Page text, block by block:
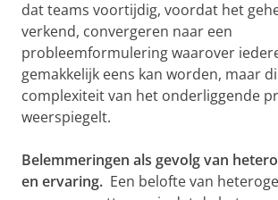
dat teams voortijdig, voordat het
verkend, convergeren naar een
probleemformulering waarover
gemakkelijk eens kan worden, maar
complexiteit van het onderliggende
weerspiegelt.
Belemmeringen als gevolg van
en ervaring. Een belofte van